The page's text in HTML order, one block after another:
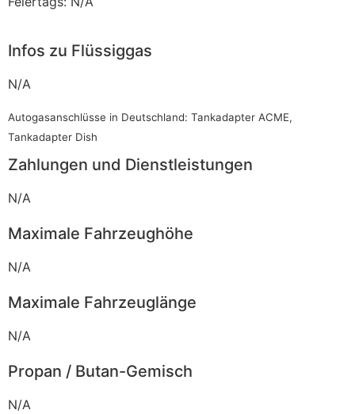
Infos zu Flüssiggas
N/A
Autogasanschlüsse in Deutschland: Tankadapter ACME,
Tankadapter Dish
Zahlungen und Dienstleistungen
N/A
Maximale Fahrzeughöhe
N/A
Maximale Fahrzeuglänge
N/A
Propan / Butan-Gemisch
N/A